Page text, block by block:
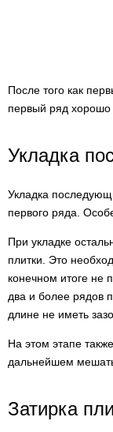
После того как
первый ряд хорошо
Укладка
Укладка
первого ряда.
При укладке
плитки. Это
конечном итоге не
два и более рядов
длине не иметь
На этом этапе
дальнейшем мешать
Затирка